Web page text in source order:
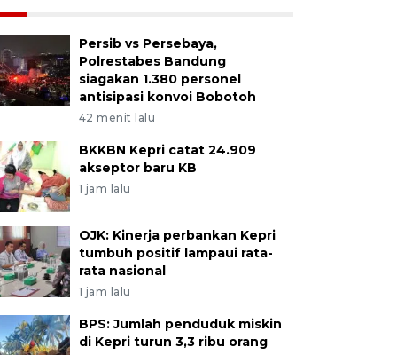
Persib vs Persebaya,
Polrestabes Bandung
siagakan 1.380 personel
antisipasi konvoi Bobotoh
42 menit lalu
BKKBN Kepri catat 24.909
akseptor baru KB
1 jam lalu
OJK: Kinerja perbankan Kepri
tumbuh positif lampaui rata-
rata nasional
1 jam lalu
BPS: Jumlah penduduk miskin
di Kepri turun 3,3 ribu orang